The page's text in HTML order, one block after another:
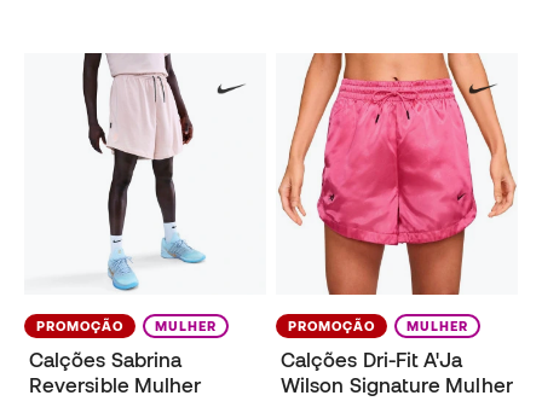
PROMOÇÃO MULHER
Calções Sabrina
Reversible Mulher
PROMOÇÃO MULHER
Calções Dri-Fit A'Ja
Wilson Signature Mulher